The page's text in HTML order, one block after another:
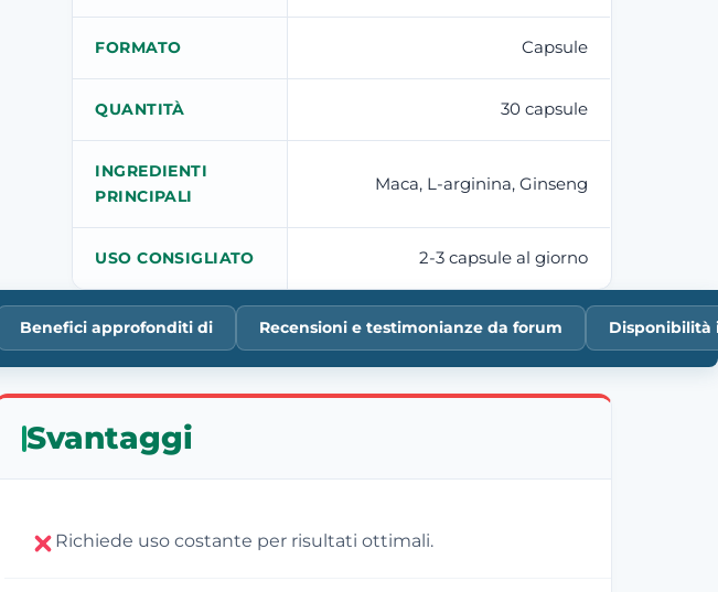
FORMATO Capsule
QUANTITÀ 30 capsule
INGREDIENTI
PRINCIPALI
Maca, L-arginina, Ginseng
USO CONSIGLIATO 2-3 capsule al giorno
Benefici approfonditi di Recensioni e testimonianze da forum Disponibilità
Svantaggi
Richiede uso costante per risultati ottimali.